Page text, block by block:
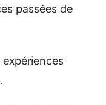
passées de
expériences